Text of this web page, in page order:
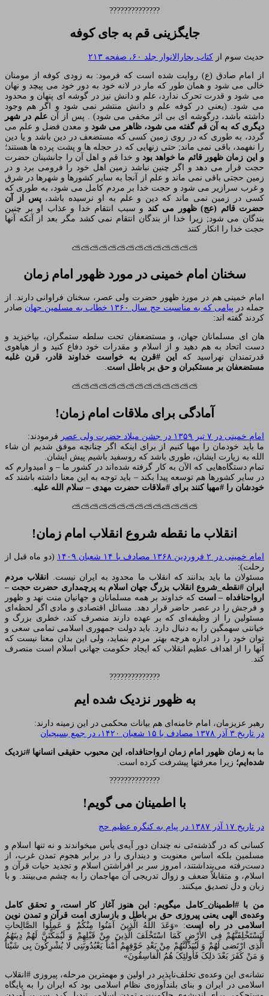
??????????????
جایگزینی قم به جای کوفه
حدیث سوم از کتاب بحارالانوار جلد ۶۰، صفحه ۲۱۳
از امام صادق (ع) روایت شده است که فرمود: به زودی کوفه از مومنان
خالی می شود و همان طور که مار در لانه خود به دور خود می پیچد و نهان
می شود و قدرت تحرک ندارد، علم و دانش نیز در گوشه ای پنهان و محدود
می شود. (یعنی در کوفه علم و دانش منتشر نمی شود و اگر هم وجود
داشته باشد، درگوشه ای بی اثر مخفی می شود) . پس از آنعلم در شهر
دیگری که به آن قم گفته می شود، ظاهر می شود و معدن فضل و علم می
گردد، به طوری که در روی زمین کسی که مستضعف در دین باشد و یا دین
را نفهمد، باقی نمی ماند; حتی زنهایی که در حجله ها و پشت پرده ها هستند؛
و این زمان ظهور قائم ما خواهد بود و خدا قم و اهل آن را جانشینان حضرت
حجت قرار می دهد و اگر چنین نباشد زمین اهل خود را فرومی برد و در
زمین حجتی باقی نمی ماند و علم از آنجا به سایر کشورها و شهرها در شرق
و غرب سرازیر می شود و حجت خدا بر مردم کامل می شود، به طوری که
کسی در زمین نمی ماند که دین و علم به او نرسیده باشد،پس از آن
حضرت قائم (عج) ظهور می کند و سبب انتقام خدا و عذاب او بر چنین
بندگان می شود; زیرا خدا از بندگان انتقام نمی کشد مگر بعد از آنکه آنها
حجت خدا را انکار کنند
⛅⛅⛅⛅⛅⛅⛅⛅⛅⛅⛅⛅⛅⛅
سخنان امام خمینی در مورد ظهور امام زمان
امام خمینی هم در مورد ظهور حضرت ولی عصر، سخنان فراوانی دارند. از
جمله در پیامی که به مناسبت حج سال ۱۳۶۰ خطاب به مسلمین جهان
صادر
کردند گفته اند:
هان‌ ای مسلمانان جهان، و مستضعفان تحت سلطه ستمگران، بپاخیزید و
دست اتحاد به هم دهید و از اسلام و مقدرات خود دفاع کنید و از هیاهوی
قدرتمندان نهراسید که
این #قرن به خواست خداوند قادر، قرن غلبه
مستضعفان بر مستکبران و حق بر باطل است.
⛅⛅⛅⛅⛅⛅⛅⛅⛅⛅⛅⛅⛅⛅
آمادگی برای ملاقات امام زمان!
امام خمینی در ۷ تیر ۱۳۵۹ در جشن میلاد حضرت ولی عصر
فرمودند:
ما باید خودمان را مهیا کنیم از برای اینکه اگر چنانچه موفق‌ شدیم ان شاء
الله به زیارت ایشان، طوری باشد که روسفید باشیم پیش ایشان.
تمام دستگاه‌هایی که الآن به کار گرفته شده‌اند در کشور ما – و امیدوارم که
در سایر کشورها هم توسعه پیدا بکند – باید توجه به این معنا داشته باشند که
خودشان را #مهیا کنند برای #ملاقات حضرت مهدی – سلام الله علیه.
⛅⛅⛅⛅⛅⛅⛅⛅⛅⛅⛅⛅⛅⛅
انقلاب ما نقطه شروع انقلاب امام زمان!
امام خمینی در ۲ فروردین ۱۳۶۸ مصادف با ۱۴ شعبان ۱۴۰۹
(دو ماه قبل از
رحلت):
مسئولان ما باید بدانند که انقلاب ما محدود به ایران نیست.
انقلاب مردم
ایران #نقطه_شروع انقلاب بزرگ جهان اسلام به پرچمداری حضرت حجت –
ارواحنافداه – است که خداوند بر همه مسلمانان و جهانیان منت نهد و ظهور
و فرجش را در عصر حاضر قرار دهد. مسائل اقتصادی و مادی اگر لحظه‌ای
مسئولین را از وظیفه‌ای که بر عهده دارند منصرف کند، خطری بزرگ و
خیانتی سهمگین را به دنبال دارد. باید دولت جمهوری اسلامی تمامی سعی و
توان خود را در اداره هرچه بهتر مردم بنماید، ولی این بدان معنا نیست که
آنها را از اهداف عظیم انقلاب که ایجاد حکومت جهانی اسلام است منصرف
کند.
??????????????
به ظهور نزدیک شده ایم
رهبر عزیزمان، امام خامنه‌ای هم بیانات محکمی در این زمینه دارند:
در تاریخ ۳ آذر ۱۳۷۸ مصادف با ۱۵ شعبان ۱۴۲۰، در جمع بسیجیان
مابه زمان ظهور امام زمان ارواحنافداه، این محبوب حقیقی انسانها #نزدیک
شده‌ایم؛ زیرا معرفتها پیشرفت کرده است.
??????????????
با اطمینان می گویم!
در تاریخ ۱۷ آذر ۱۳۸۷ در پیام به کنگره عظیم حج
کسانی که در گذشته‌ئی نه چندان دور آیه‌ی یأس میخواندند و نه تنها اسلام و
مسلمین بلکه اساس معنویت و دینداری را در برابر هجوم تمدن غرب، از
دست‌رفته می‌پنداشتند، امروز سر بر افراشتن اسلام و تجدید حیات قرآن و
اسلام، و متقابلاً ضعف و زوال تدریجی آن مهاجمان را به چشم می‌بینند. و با
زبان و دل تصدیق میکنند.
من با #اطمینان_کامل میگویم: این هنوز آغاز کار است، و تحقق کامل
وعده‌ی الهی یعنی پیروزی حق بر باطل و بازسازی امت قرآن و تمدن نوین
اسلامی در راه است: «وَعَدَ اللَّهُ الَّذِینَ آمَنُوا مِنْکُمْ وَ عَمِلُوا الصَّالِحاتِ
لَیَسْتَخْلِفَنَّهُمْ فِی الأَْرْضِ کَمَا اسْتَخْلَفَ الَّذِینَ مِنْ قَبْلِهِمْ وَ لَیُمَکِّنَنَّ لَهُمْ دِینَهُمُ
الَّذِی ارْتَضی‌ لَهُمْ وَ لَیُبَدِّلَنَّهُمْ مِنْ بَعْدِ خَوْفِهِمْ أَمْناً یَعْبُدُونَنِی لا یُشْرِکُونَ بِی شَیْئاً
وَ مَنْ کَفَرَ بَعْدَ ذلِکَ فَأُولئِکَ هُمُ الْفاسِقُونَ»
نشانه‌ی این وعده‌ی تخلف‌ناپذیر در اولین و مهمترین مرحله، پیروزی #انقلاب
اسلامی در ایران و بنای بلندآوزه‌ی نظام اسلامی بود که ایران را به پایگاه